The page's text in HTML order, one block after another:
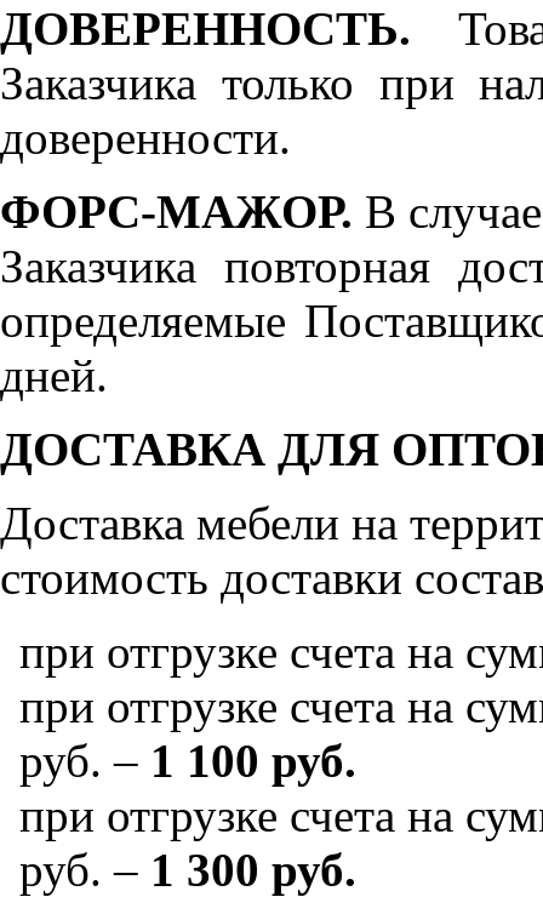
ДОВЕРЕННОСТЬ.
Заказчика только при
доверенности.
ФОРС-МАЖОР. В
Заказчика повторная
определяемые
дней.
ДОСТАВКА ДЛЯ
Доставка мебели на
стоимость доставки
при отгрузке счета на
при отгрузке счета на
руб. – 1 100 руб.
при отгрузке счета на
руб. – 1 300 руб.